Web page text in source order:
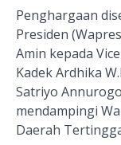
Penghargaan
Presiden
Amin kepada
Kadek Ardhika
Satriyo
mendampingi
Daerah